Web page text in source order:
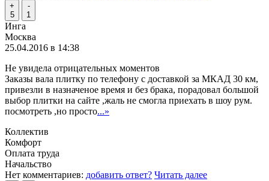
+
5
-
1
Инга
Москва
25.04.2016 в 14:38
Не увидела отрицательных моментов
Заказы вала плитку по телефону с доставкой за МКАД 30 км,
привезли в назначеное время и без брака, порадовал большой
выбор плитки на сайте ,жаль не смогла приехать в шоу рум.
посмотреть ,но просто...»
Коллектив
Комфорт
Оплата труда
Начальство
Нет комментариев: добавить ответ? Читать далее